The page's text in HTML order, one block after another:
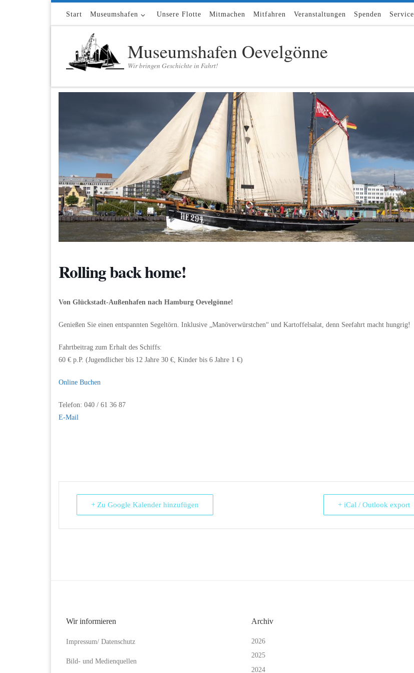
Zum Inhalt springen
Start Museumshafen Unsere Flotte Mitmachen Mitfahren Veranstaltungen Spenden Service
Museumshafen Oevelgönne
Wir bringen Geschichte in Fahrt!
Rolling back home!
Von Glückstadt-Außenhafen nach Hamburg Oevelgönne!
Genießen Sie einen entspannten Segeltörn. Inklusive „Manöverwürstchen“ und Kartoffelsalat, denn Seefahrt macht hungrig!
Fahrtbeitrag zum Erhalt des Schiffs:
60 € p.P. (Jugendlicher bis 12 Jahre 30 €, Kinder bis 6 Jahre 1 €)
Online Buchen
Telefon: 040 / 61 36 87
E-Mail
+ Zu Google Kalender hinzufügen + iCal / Outlook export
Wir informieren
Impressum/ Datenschutz
Bild- und Medienquellen
Archiv
2026
2025
2024